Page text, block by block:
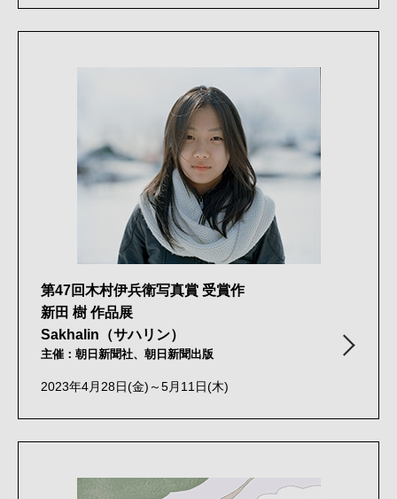
第47回木村伊兵衛写真賞 受賞作
新田 樹 作品展
Sakhalin（サハリン）
主催：朝日新聞社、朝日新聞出版
2023年4月28日(金)～5月11日(木)